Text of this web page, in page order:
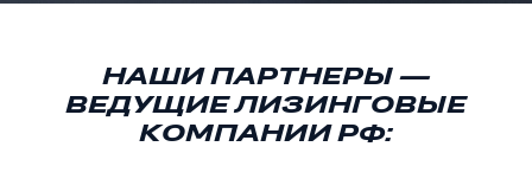
НАШИ ПАРТНЕРЫ —
ВЕДУЩИЕ ЛИЗИНГОВЫЕ
КОМПАНИИ РФ: